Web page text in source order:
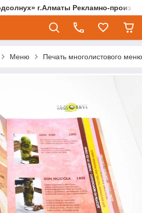
г.Алматы Рекламно-
Меню Печать многолистового